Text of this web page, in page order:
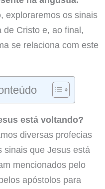
exploraremos os sinais
de Cristo e, ao final,
se relaciona com este
está voltando?
diversas profecias
sinais que Jesus está
mencionados pelo
apóstolos para